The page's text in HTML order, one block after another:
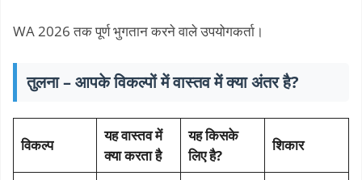
WA 2026 तक पूर्ण भुगतान करने वाले उपयोगकर्ता।
तुलना – आपके विकल्पों में वास्तव में क्या अंतर है?
विकल्प
यह वास्तव में
क्या करता है
यह किसके
लिए है?
शिकार